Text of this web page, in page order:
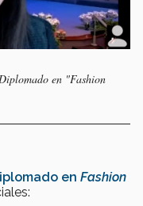
en "Fashion
en Fashion